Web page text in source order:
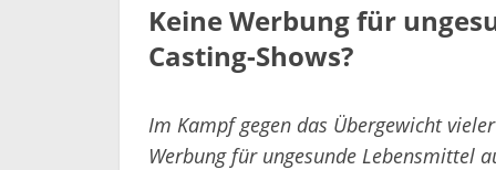
Keine Werbung für
Casting-Shows?
Im Kampf gegen das Übergewicht
Werbung für ungesunde Lebensmittel